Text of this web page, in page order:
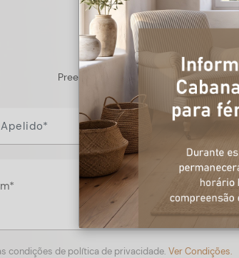
+
Preencha o formulário, e num curto
condições de política de privacidade. Ver Condições.